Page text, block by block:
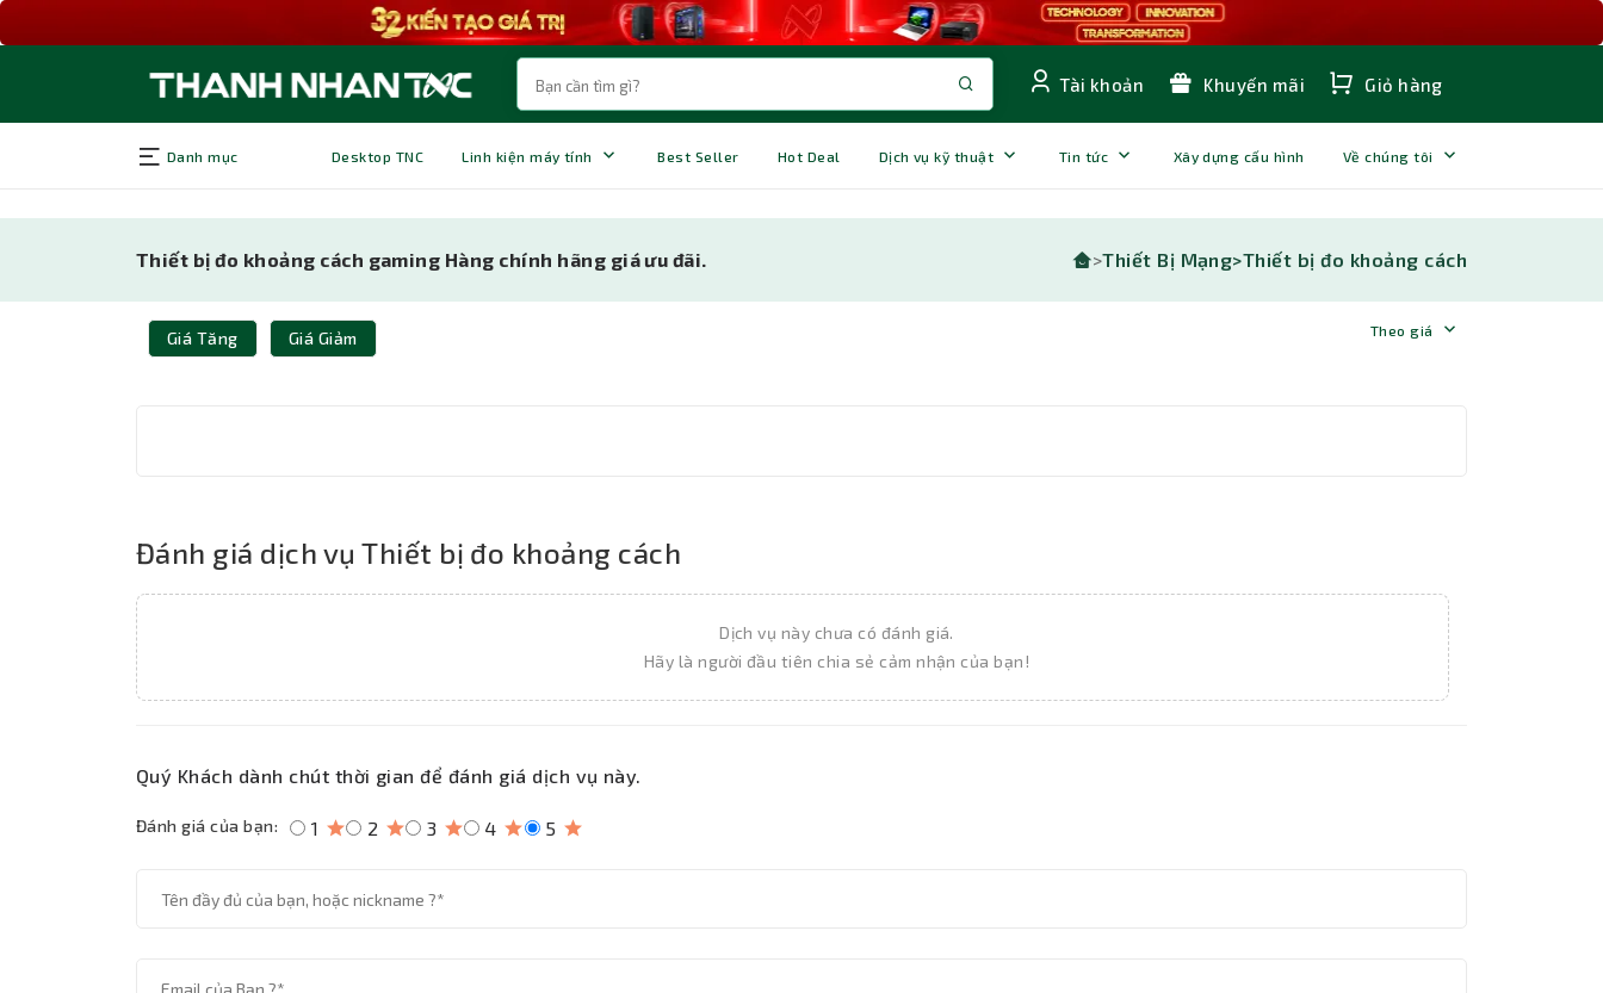
Tài khoản Khuyến mãi Giỏ hàng
Danh mục Desktop TNC Linh kiện máy tính Best Seller Hot Deal Dịch vụ kỹ thuật Tin tức Xây dựng cấu hình Về chúng tôi
Thiết bị đo khoảng cách gaming Hàng chính hãng giá ưu đãi. >Thiết Bị Mạng>Thiết bị đo khoảng cách
Giá Tăng Giá Giảm Theo giá
Đánh giá dịch vụ Thiết bị đo khoảng cách
Dịch vụ này chưa có đánh giá.
Hãy là người đầu tiên chia sẻ cảm nhận của bạn!
Quý Khách dành chút thời gian để đánh giá dịch vụ này.
Đánh giá của bạn: 1 2 3 4 5